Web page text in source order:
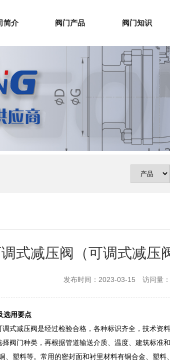
简介 阀门产品 阀门知识
式减压阀（可调式减压
发布时间：2023-03-15 访问量
选用要点
式减压阀是经过检验合格，各种标识齐全，技术资料
阀门种类，再根据管道输送介质、温度、建筑标准
、塑料等。常用的密封面和衬里材料有铜合金、塑料